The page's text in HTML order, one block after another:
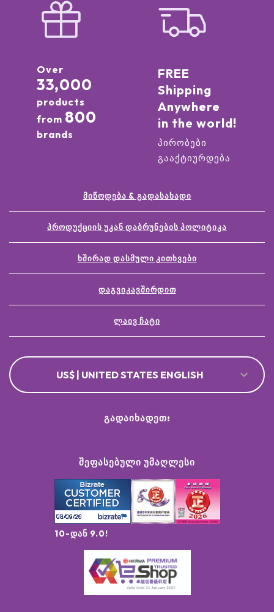
Over
33,000
products
from 800
brands
FREE
Shipping
Anywhere
in the world!
პირობები
გააქტიურდება
ᲛᲘᲬᲝᲓᲔᲑᲐ & ᲒᲐᲓᲐᲡᲐᲮᲐᲓᲘ
ᲞᲠᲝᲓᲣᲥᲪᲘᲘᲡ ᲣᲙᲐᲜ ᲓᲐᲑᲠᲣᲜᲔᲑᲘᲡ ᲞᲝᲚᲘᲢᲘᲙᲐ
ᲮᲨᲘᲠᲐᲓ ᲓᲐᲡᲛᲣᲚᲘ ᲙᲘᲗᲮᲕᲔᲑᲘ
ᲓᲐᲒᲕᲘᲙᲐᲕᲨᲘᲠᲓᲘᲗ
ᲚᲐᲘᲕ ᲩᲐᲢᲘ
US$ | UNITED STATES ENGLISH
ᲨᲔᲤᲐᲡᲔᲑᲣᲚᲘ ᲣᲛᲐᲦᲚᲔᲡᲘ
10-დან 9.0!
ᲒᲐᲓᲐᲘᲮᲐᲓᲔᲗ: